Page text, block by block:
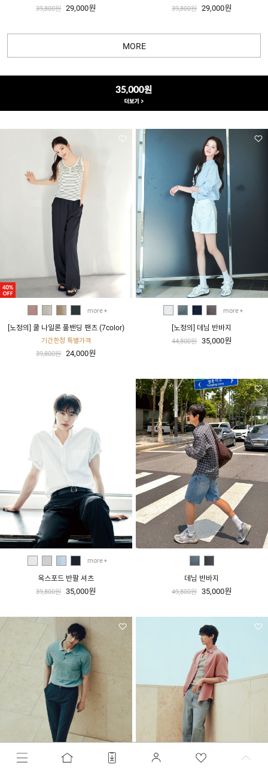
39,800원 29,000원 39,800원 29,000원
MORE
more
[노정의] 쿨 나일론 풀밴딩 팬츠 (7color)
기간한정 특별가격
39,800원
24,000원
more
[노정의] 데님 반바지
44,800원 35,000원
more
옥스포드 반팔 셔츠
39,800원 35,000원
데님 반바지
49,800원 35,000원